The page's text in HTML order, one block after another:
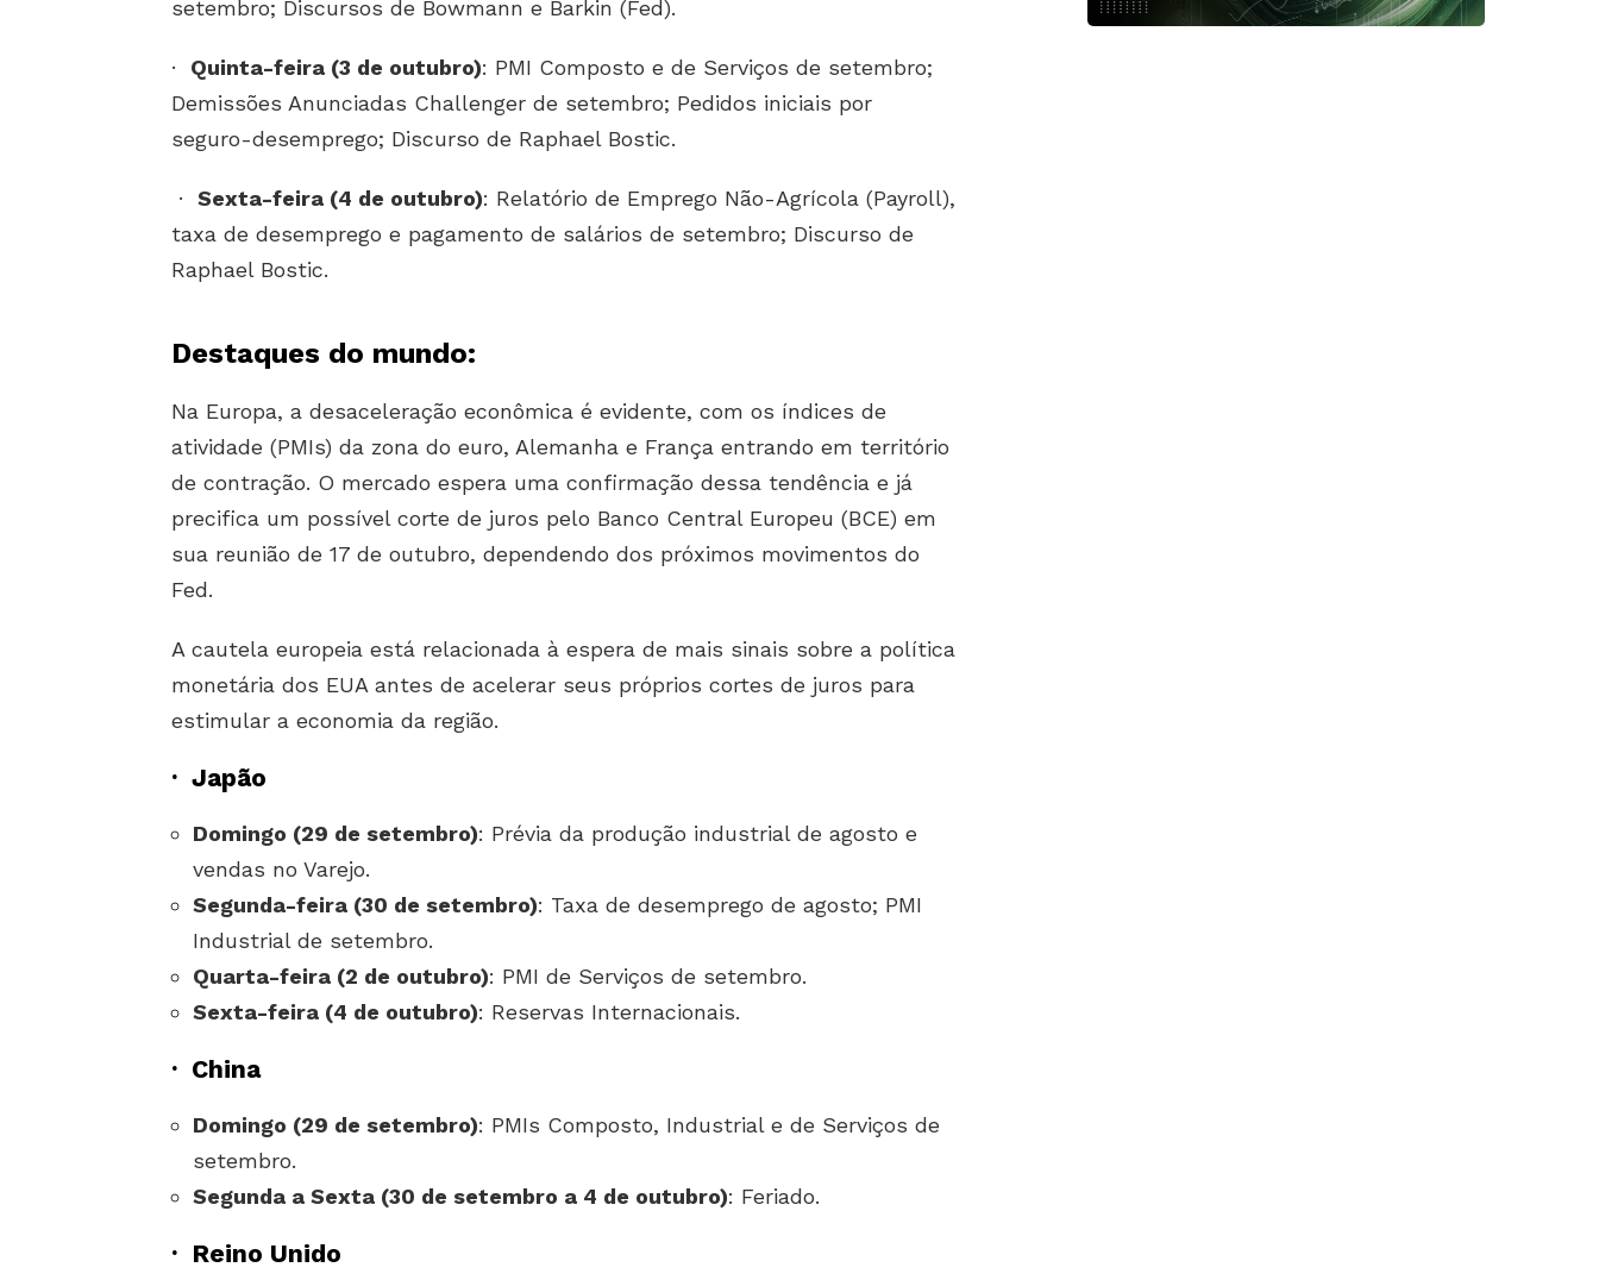
setembro; Discursos de Bowmann e Barkin (Fed).
· Quinta-feira (3 de outubro): PMI Composto e de Serviços de setembro;
Demissões Anunciadas Challenger de setembro; Pedidos iniciais por
seguro-desemprego; Discurso de Raphael Bostic.
· Sexta-feira (4 de outubro): Relatório de Emprego Não-Agrícola (Payroll),
taxa de desemprego e pagamento de salários de setembro; Discurso de
Raphael Bostic.
Destaques do mundo:
Na Europa, a desaceleração econômica é evidente, com os índices de
atividade (PMIs) da zona do euro, Alemanha e França entrando em território
de contração. O mercado espera uma confirmação dessa tendência e já
precifica um possível corte de juros pelo Banco Central Europeu (BCE) em
sua reunião de 17 de outubro, dependendo dos próximos movimentos do
Fed.
A cautela europeia está relacionada à espera de mais sinais sobre a política
monetária dos EUA antes de acelerar seus próprios cortes de juros para
estimular a economia da região.
· Japão
Domingo (29 de setembro): Prévia da produção industrial de agosto e
vendas no Varejo.
Segunda-feira (30 de setembro): Taxa de desemprego de agosto; PMI
Industrial de setembro.
Quarta-feira (2 de outubro): PMI de Serviços de setembro.
Sexta-feira (4 de outubro): Reservas Internacionais.
· China
Domingo (29 de setembro): PMIs Composto, Industrial e de Serviços de
setembro.
Segunda a Sexta (30 de setembro a 4 de outubro): Feriado.
· Reino Unido